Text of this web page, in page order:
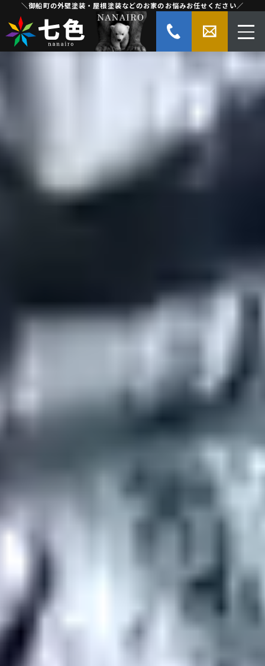
＼御船町の外壁塗装・屋根塗装などのお家のお悩みお任せください／